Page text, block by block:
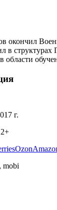
окончил
в
области
г.
+
Ozon
mobi